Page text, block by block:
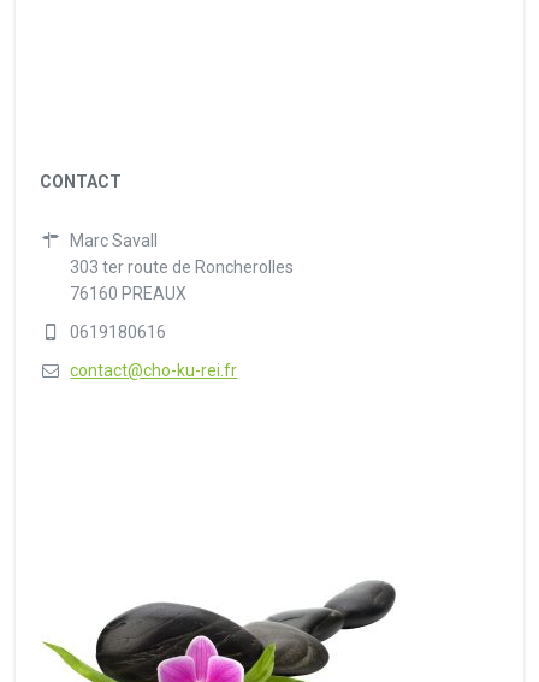
CONTACT
Marc Savall
303 ter route de Roncherolles
76160 PREAUX
0619180616
contact@cho-ku-rei.fr